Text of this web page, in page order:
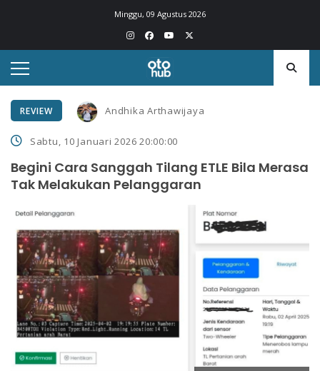
Minggu, 09 Agustus 2026
REVIEW Andhika Arthawijaya
Sabtu, 10 Januari 2026 20:00:00
Begini Cara Sanggah Tilang ETLE Bila Merasa
Tak Melakukan Pelanggaran